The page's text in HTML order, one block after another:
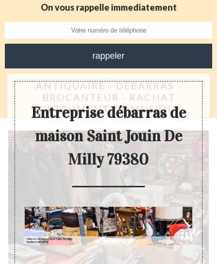
On vous rappelle immediatement
ANTIQUAIRE - DÉBARRAS -
BROCANTEUR - RACHAT
INSTRUMENT DE MUSIQUE
Entreprise débarras de
maison Saint Jouin De
Milly 79380